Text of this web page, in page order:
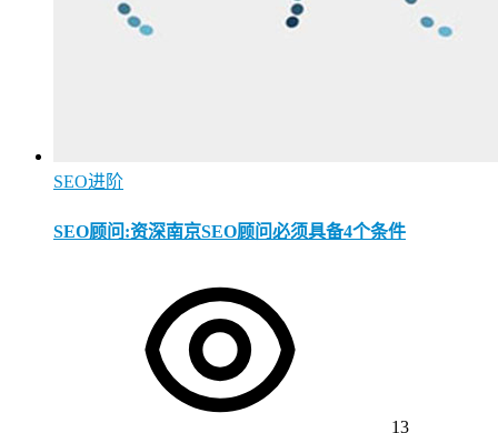
SEO进阶
SEO顾问:资深南京SEO顾问必须具备4个条件
13